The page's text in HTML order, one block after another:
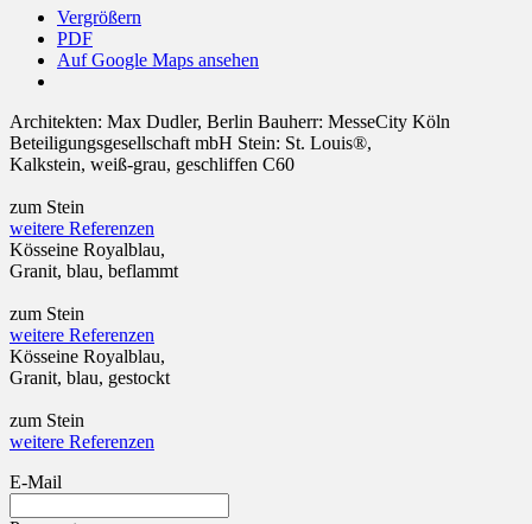
Vergrößern
PDF
Auf Google Maps ansehen
Architekten: Max Dudler, Berlin Bauherr: MesseCity Köln
Beteiligungsgesellschaft mbH Stein: St. Louis®,
Kalkstein, weiß-grau, geschliffen C60
zum Stein
weitere Referenzen
Kösseine Royalblau,
Granit, blau, beflammt
zum Stein
weitere Referenzen
Kösseine Royalblau,
Granit, blau, gestockt
zum Stein
weitere Referenzen
E-Mail